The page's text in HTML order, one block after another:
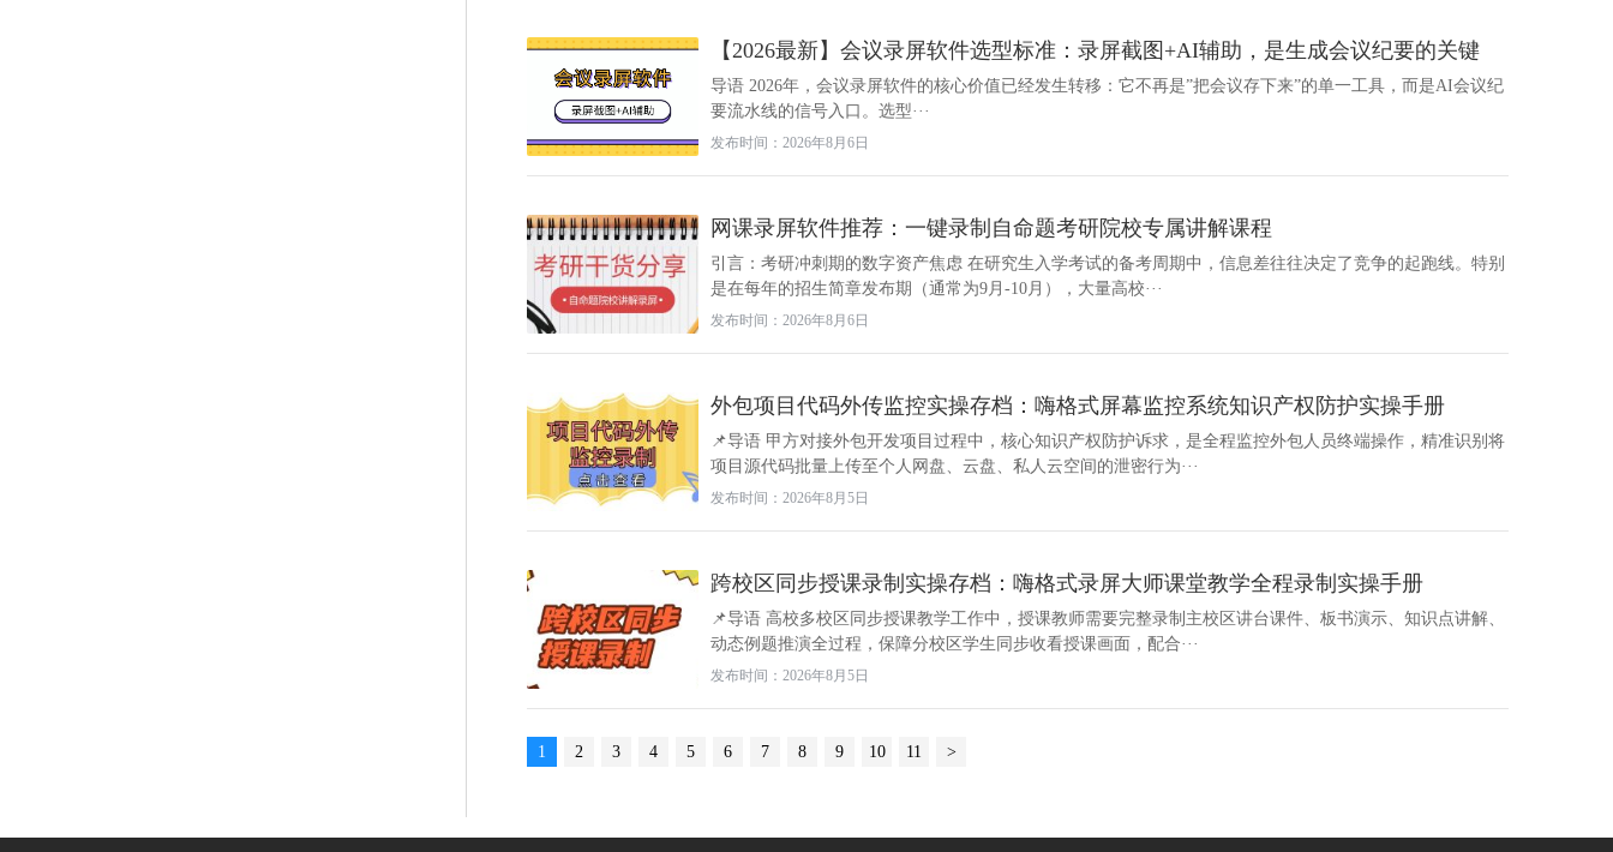
【2026最新】会议录屏软件选型标准：录屏截图+AI辅助，是生成会议纪要的关键
导语 2026年，会议录屏软件的核心价值已经发生转移：它不再是”把会议存下来”的单一工具，而是AI会议纪
要流水线的信号入口。选型···
发布时间：2026年8月6日
网课录屏软件推荐：一键录制自命题考研院校专属讲解课程
引言：考研冲刺期的数字资产焦虑 在研究生入学考试的备考周期中，信息差往往决定了竞争的起跑线。特别
是在每年的招生简章发布期（通常为9月-10月），大量高校···
发布时间：2026年8月6日
外包项目代码外传监控实操存档：嗨格式屏幕监控系统知识产权防护实操手册
📌导语 甲方对接外包开发项目过程中，核心知识产权防护诉求，是全程监控外包人员终端操作，精准识别将
项目源代码批量上传至个人网盘、云盘、私人云空间的泄密行为···
发布时间：2026年8月5日
跨校区同步授课录制实操存档：嗨格式录屏大师课堂教学全程录制实操手册
📌导语 高校多校区同步授课教学工作中，授课教师需要完整录制主校区讲台课件、板书演示、知识点讲解、
动态例题推演全过程，保障分校区学生同步收看授课画面，配合···
发布时间：2026年8月5日
1 2 3 4 5 6 7 8 9 10 11 >